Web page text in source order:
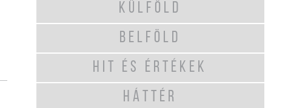
KÜLFÖLD
BELFÖLD
HIT ÉS ÉRTÉKEK
HÁTTÉR